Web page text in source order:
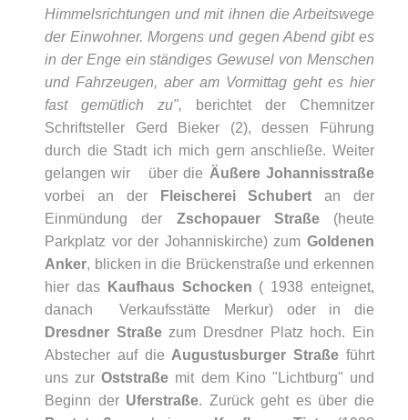
Himmelsrichtungen und mit ihnen die Arbeitswege
der Einwohner. Morgens und gegen Abend gibt es
in der Enge ein ständiges Gewusel von Menschen
und Fahrzeugen, aber am Vormittag geht es hier
fast
gemütlich zu",
berichtet der Chemnitzer
Schriftsteller Gerd Bieker (2), dessen Führung
durch die Stadt ich mich gern anschließe. Weiter
gelangen wir über die Äußere Johannisstraße
vorbei an der
Fleischerei Schubert an der
Einmündung der Zschopauer Straße(heute
Parkplatz vor der Johanniskirche) zum Goldenen
Anker, blicken in die Brückenstraße und erkennen
hier das
Kaufhaus Schocken ( 1938 enteignet,
danach Verkaufsstätte Merkur) oder in die
Dresdner Straßezum Dresdner Platz hoch. Ein
Abstecher auf die Augustusburger Straße führt
uns zurOststraße mit dem Kino "Lichtburg" und
Beginn der Uferstraße. Zurück geht es über die